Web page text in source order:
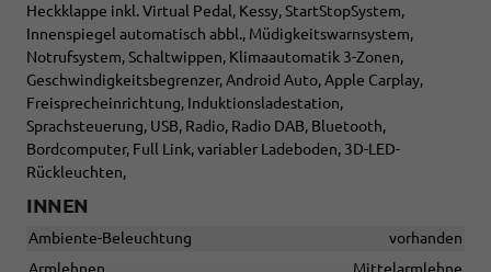
Heckklappe inkl. Virtual Pedal, Kessy, StartStopSystem,
Innenspiegel automatisch abbl., Müdigkeitswarnsystem,
Notrufsystem, Schaltwippen, Klimaautomatik 3-Zonen,
Geschwindigkeitsbegrenzer, Android Auto, Apple Carplay,
Freisprecheinrichtung, Induktionsladestation,
Sprachsteuerung, USB, Radio, Radio DAB, Bluetooth,
Bordcomputer, Full Link, variabler Ladeboden, 3D-LED-
Rückleuchten,
INNEN
Ambiente-Beleuchtung
vorhanden